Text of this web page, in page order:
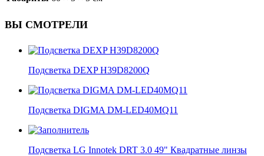
ВЫ СМОТРЕЛИ
Подсветка DEXP H39D8200Q
Подсветка DIGMA DM-LED40MQ11
Подсветка LG Innotek DRT 3.0 49" Квадратные линзы